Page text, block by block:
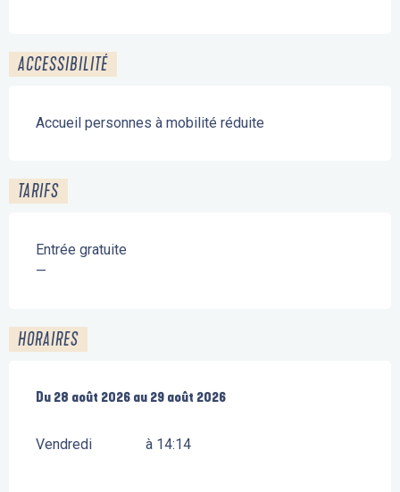
ACCESSIBILITÉ
Accueil personnes à mobilité réduite
TARIFS
Entrée gratuite
—
HORAIRES
Du 28 août 2026 au 29 août 2026
Du 28 août 2026 au 29 août 2026
Vendredi à 14:14